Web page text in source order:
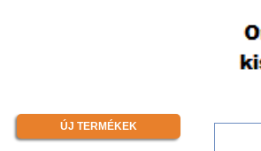
ÚJ TERMÉKEK